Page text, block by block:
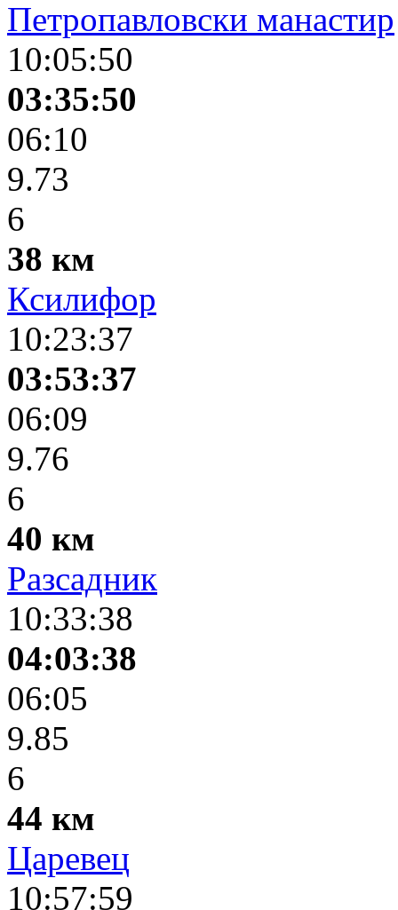
Петропавловски манастир
10:05:50
03:35:50
06:10
9.73
6
38 км
Ксилифор
10:23:37
03:53:37
06:09
9.76
6
40 км
Разсадник
10:33:38
04:03:38
06:05
9.85
6
44 км
Царевец
10:57:59